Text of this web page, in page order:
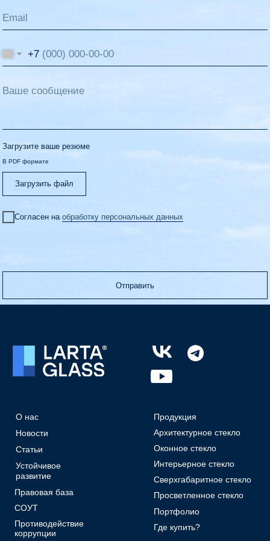
+7
Загрузите ваше резюме
В PDF формате
Загрузить файл
Согласен на обработку персональных данных
Отправить
Техническая
Маркетинговая
Контакты
Новости
Статьи
Архитектурное стекло
Продукция
Где купить?
Конфигуратор
Правовая база
СОУТ
Противодействие
Карьера
Оконное стекло
Просветленное стекло
Портфолио
О нас